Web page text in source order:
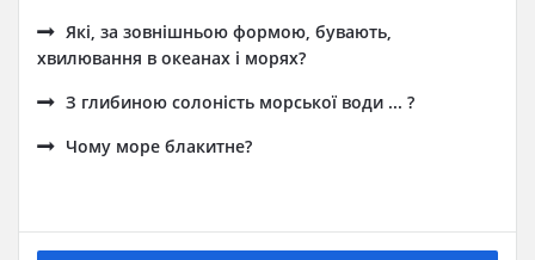
Які, за зовнішньою формою, бувають,
хвилювання в океанах і морях?
З глибиною солоність морської води ... ?
Чому море блакитне?